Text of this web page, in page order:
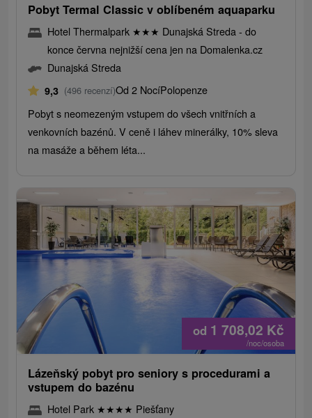
Pobyt Termal Classic v oblíbeném aquaparku
Hotel Thermalpark ★★★ Dunajská Streda - do
konce června nejnižší cena jen na Domalenka.cz
Dunajská Streda
9,3 (496 recenzí)Od 2 NocíPolopenze
Pobyt s neomezeným vstupem do všech vnitřních a
venkovních bazénů. V ceně i láhev minerálky, 10% sleva
na masáže a během léta...
od 1 708,02 Kč
/noc/osoba
Lázeňský pobyt pro seniory s procedurami a
vstupem do bazénu
Hotel Park ★★★★ Piešťany